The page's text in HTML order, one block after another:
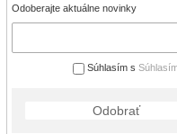
Odoberajte aktuálne novinky
Súhlasím s
Odobrať